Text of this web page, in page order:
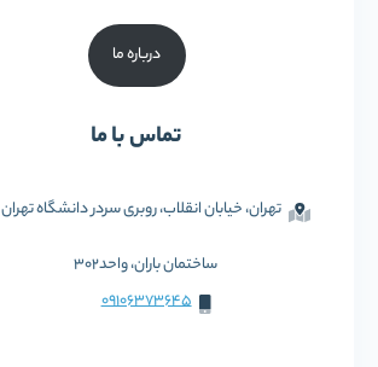
درباره ما
تماس با ما
تهران، خیابان انقلاب، روبری سردر دانشگاه تهران
ساختمان باران، واحد302
09106373645